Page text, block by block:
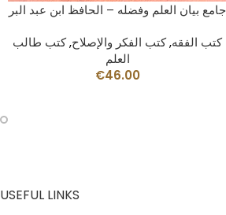
AÑADIR AL CARRITO
جامع بيان العلم وفضله – الحافظ ابن عبد البر
كتب الفقه,كتب الفكر والإصلاح,كتب طالب
العلم
€46.00
USEFUL LINKS